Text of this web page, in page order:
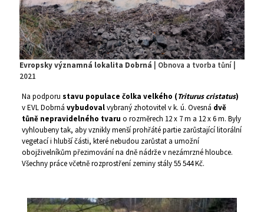
Evropsky významná lokalita Dobrná | Obnova a tvorba tůní |
2021
Na podporu stavu populace čolka velkého (Triturus cristatus)
v EVL Dobrná vybudovalvybraný zhotovitel v k. ú. Ovesná dvě
tůně nepravidelného tvaru o rozměrech 12 x 7 m a 12 x 6 m. Byly
vyhloubeny tak, aby vznikly menší prohřáté partie zarůstající litorální
vegetací i hlubší části, které nebudou zarůstat a umožní
obojživelníkům přezimování na dně nádrže v nezámrzné hloubce.
Všechny práce včetně rozprostření zeminy stály 55 544 Kč.